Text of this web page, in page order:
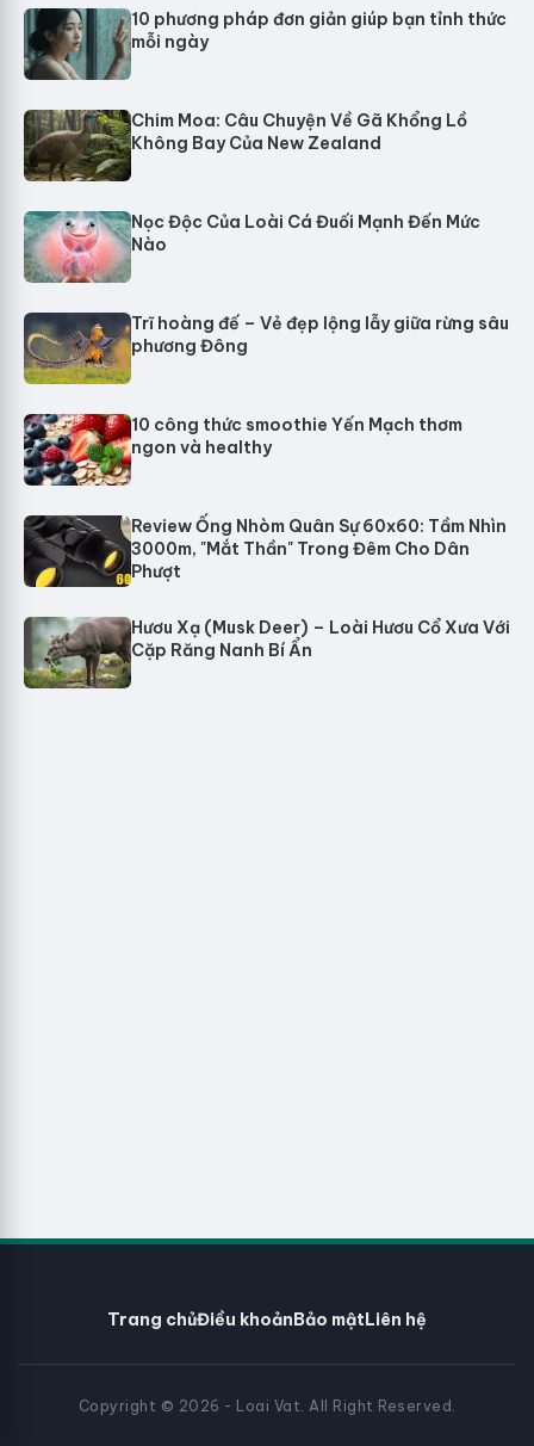
10 phương pháp đơn giản giúp bạn tỉnh thức
mỗi ngày
Chim Moa: Câu Chuyện Về Gã Khổng Lồ
Không Bay Của New Zealand
Nọc Độc Của Loài Cá Đuối Mạnh Đến Mức
Nào
Trĩ hoàng đế – Vẻ đẹp lộng lẫy giữa rừng sâu
phương Đông
10 công thức smoothie Yến Mạch thơm
ngon và healthy
Review Ống Nhòm Quân Sự 60x60: Tầm Nhìn
3000m, "Mắt Thần" Trong Đêm Cho Dân
Phượt
Hươu Xạ (Musk Deer) – Loài Hươu Cổ Xưa Với
Cặp Răng Nanh Bí Ẩn
Trang chủĐiều khoảnBảo mậtLiên hệ
Copyright © 2026 - Loai Vat. All Right Reserved.